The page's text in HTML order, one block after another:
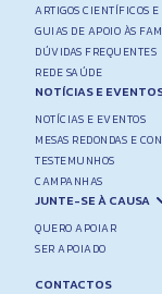
ARTIGOS CIENTÍFICOS E
GUIAS DE APOIO ÀS
DÚVIDAS FREQUENTES
REDE SAÚDE
NOTÍCIAS E
NOTÍCIAS E EVENTOS
MESAS REDONDAS E
TESTEMUNHOS
CAMPANHAS
JUNTE-SE À CAUSA
QUERO APOIAR
SER APOIADO
CONTACTOS